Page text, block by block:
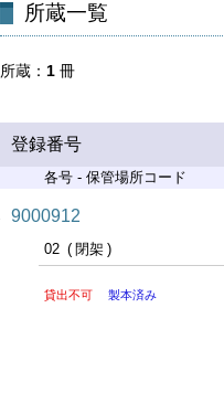
所蔵一覧
所蔵 1 冊
登録番号
各号 - 保管場所コード
9000912
02 閉架
貸出不可 製本済み